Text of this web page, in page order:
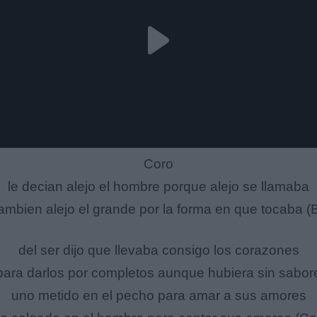
Coro
le decian alejo el hombre porque alejo se llamaba
alejo el grande por la forma en que tocaba
del ser dijo que llevaba consigo los corazones
darlos por completos aunque hubiera sin
uno metido en el pecho para amar a sus amores